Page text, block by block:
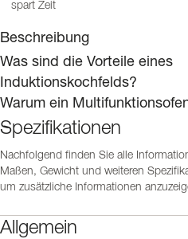
spart Zeit
Beschreibung
Was sind die Vorteile eines
Induktionskochfelds?
Warum ein
Spezifikationen
Nachfolgend finden Sie alle
Maßen, Gewicht und weiteren
um zusätzliche Informationen
Allgemein